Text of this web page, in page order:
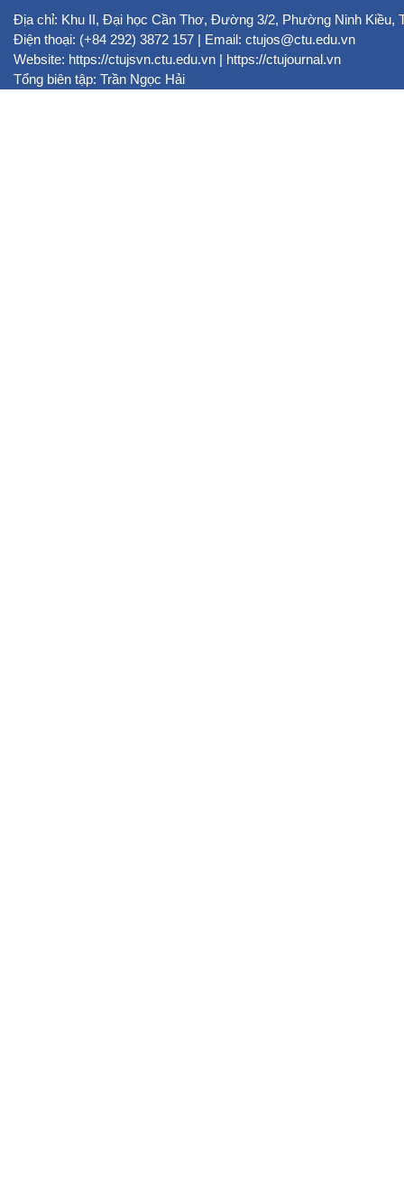
Địa chỉ: Khu II, Đại học Cần Thơ, Đường 3/2, Phường Ninh Kiều,
Điện thoại: (+84 292) 3872 157 | Email: ctujos@ctu.edu.vn
Website: https://ctujsvn.ctu.edu.vn | https://ctujournal.vn
Tổng biên tập: Trần Ngọc Hải